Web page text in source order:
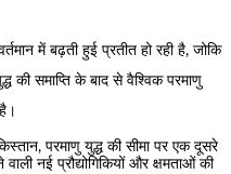
में बढ़ती हुई प्रतीत हो रही है, जोकि
समाप्ति के बाद से वैश्विक परमाणु
परमाणु युद्ध की सीमा पर एक दूसरे
नई प्रौद्योगिकियों और क्षमताओं की